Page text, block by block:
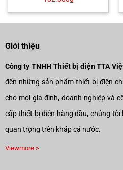
Giới thiệu
Công ty TNHH Thiết bị điện TTA
đến những sản phẩm thiết bị điện
cho mọi gia đình, doanh nghiệp và
cấp thiết bị điện hàng đầu, chúng
quan trọng trên khắp cả nước.
Viewmore >